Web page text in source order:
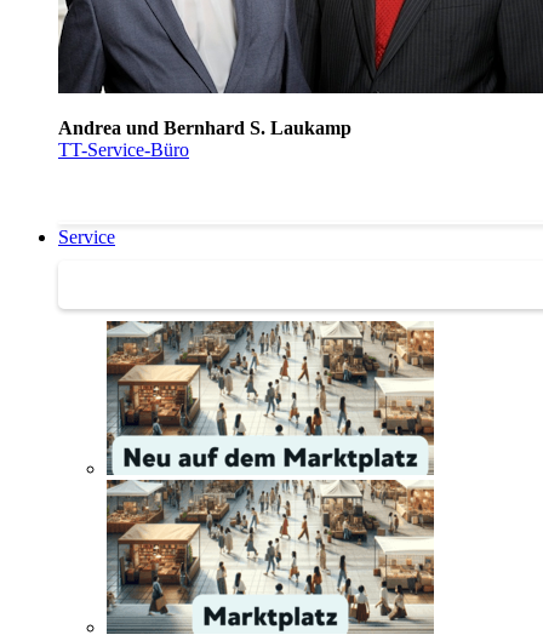
Andrea und Bernhard S. Laukamp
TT-Service-Büro
Service